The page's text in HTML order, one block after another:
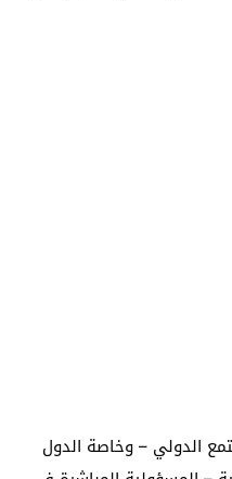
الدولي – وخاصة الدول